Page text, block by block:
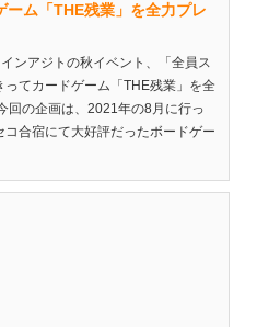
ーム「THE残業」を全力プレ
ンアジトの秋イベント、「全員ス
てカードゲーム「THE残業」を全
回の企画は、2021年の8月に行っ
合宿にて大好評だったボードゲー